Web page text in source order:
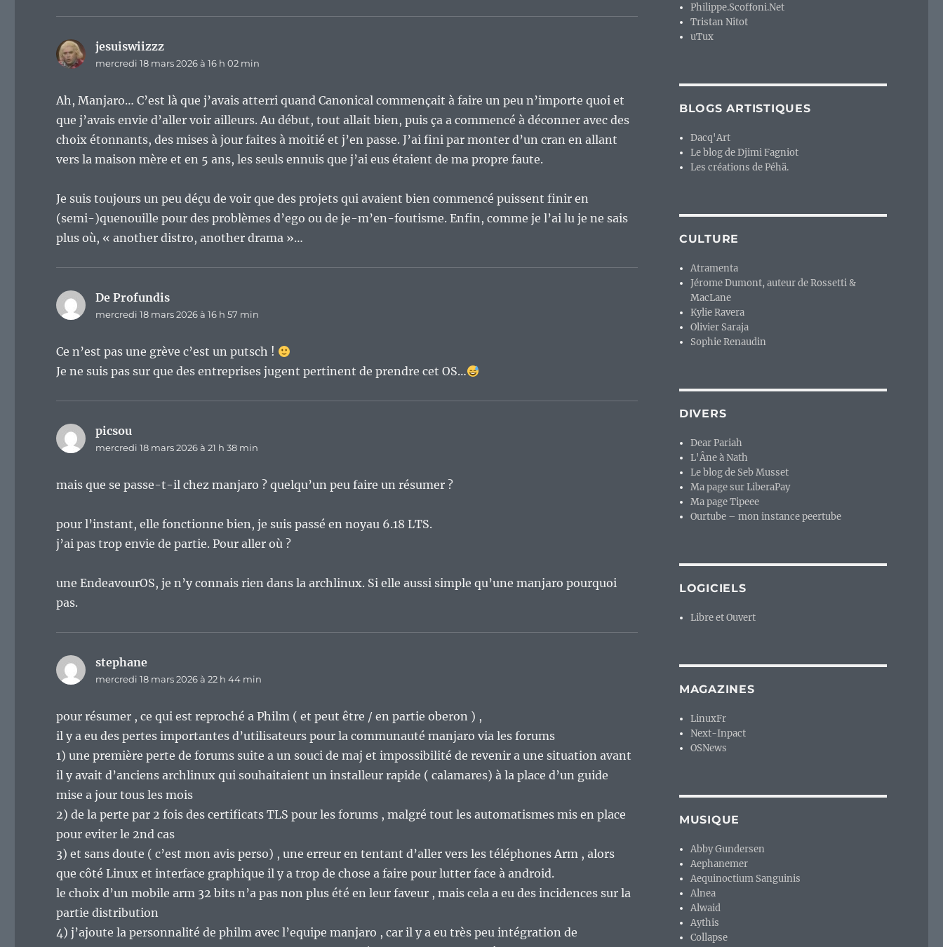
jesuiswiizzz
mercredi 18 mars 2026 à 16 h 02 min
Ah, Manjaro… C’est là que j’avais atterri quand Canonical commençait à faire un peu n’importe quoi et
que j’avais envie d’aller voir ailleurs. Au début, tout allait bien, puis ça a commencé à déconner avec des
choix étonnants, des mises à jour faites à moitié et j’en passe. J’ai fini par monter d’un cran en allant
vers la maison mère et en 5 ans, les seuls ennuis que j’ai eus étaient de ma propre faute.
Je suis toujours un peu déçu de voir que des projets qui avaient bien commencé puissent finir en
(semi-)quenouille pour des problèmes d’ego ou de je-m’en-foutisme. Enfin, comme je l’ai lu je ne sais
plus où, « another distro, another drama »…
De Profundis
mercredi 18 mars 2026 à 16 h 57 min
Ce n’est pas une grève c’est un putsch !
Je ne suis pas sur que des entreprises jugent pertinent de prendre cet OS…
picsou
mercredi 18 mars 2026 à 21 h 38 min
mais que se passe-t-il chez manjaro ? quelqu’un peu faire un résumer ?
pour l’instant, elle fonctionne bien, je suis passé en noyau 6.18 LTS.
j’ai pas trop envie de partie. Pour aller où ?
une EndeavourOS, je n’y connais rien dans la archlinux. Si elle aussi simple qu’une manjaro pourquoi
pas.
stephane
mercredi 18 mars 2026 à 22 h 44 min
pour résumer , ce qui est reproché a Philm ( et peut être / en partie oberon ) ,
il y a eu des pertes importantes d’utilisateurs pour la communauté manjaro via les forums
1) une première perte de forums suite a un souci de maj et impossibilité de revenir a une situation avant
il y avait d’anciens archlinux qui souhaitaient un installeur rapide ( calamares) à la place d’un guide
mise a jour tous les mois
2) de la perte par 2 fois des certificats TLS pour les forums , malgré tout les automatismes mis en place
pour eviter le 2nd cas
3) et sans doute ( c’est mon avis perso) , une erreur en tentant d’aller vers les téléphones Arm , alors
que côté Linux et interface graphique il y a trop de chose a faire pour lutter face à android.
le choix d’un mobile arm 32 bits n’a pas non plus été en leur faveur , mais cela a eu des incidences sur la
partie distribution
4) j’ajoute la personnalité de philm avec l’equipe manjaro , car il y a eu très peu intégration de
Philippe.Scoffoni.Net
Tristan Nitot
uTux
BLOGS ARTISTIQUES
Dacq'Art
Le blog de Djimi Fagniot
Les créations de Péhä.
CULTURE
Atramenta
Jérome Dumont, auteur de Rossetti &
MacLane
Kylie Ravera
Olivier Saraja
Sophie Renaudin
DIVERS
Dear Pariah
L'Âne à Nath
Le blog de Seb Musset
Ma page sur LiberaPay
Ma page Tipeee
Ourtube – mon instance peertube
LOGICIELS
Libre et Ouvert
MAGAZINES
LinuxFr
Next-Inpact
OSNews
MUSIQUE
Abby Gundersen
Aephanemer
Aequinoctium Sanguinis
Alnea
Alwaid
Aythis
Collapse